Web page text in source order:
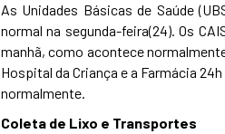
As Unidades Básicas de Saúde
normal na segunda-feira(24). Os
manhã, como acontece
Hospital da Criança e a Farmácia
normalmente.
Coleta de Lixo e Transportes